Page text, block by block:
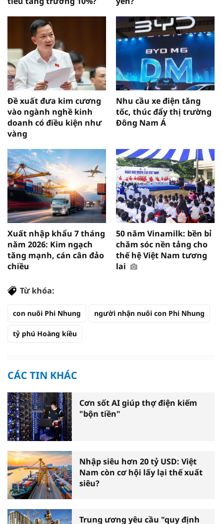
Đề xuất đưa kim cương
vào ngành nghề kinh
doanh có điều kiện như
vàng
Nhu cầu xe điện tăng
tốc, thúc đẩy thị trường
Đông Nam Á
Xuất nhập khẩu 7 tháng
năm 2026: Kim ngạch
tăng mạnh, cán cân đảo
chiều
50 năm Vinamilk: bền bỉ
chăm sóc nền tảng cho
thế hệ Việt Nam tương
lai
Từ khóa:
con nuôi Phi Nhung người nhận nuôi con Phi Nhung
tỷ phú Hoàng kiều
CÁC TIN KHÁC
Cơn sốt AI giúp thợ điện kiếm
"bộn tiền"
Nhập siêu hơn 20 tỷ USD: Việt
Nam còn cơ hội lấy lại thế xuất
siêu?
Trung ương yêu cầu "quy định